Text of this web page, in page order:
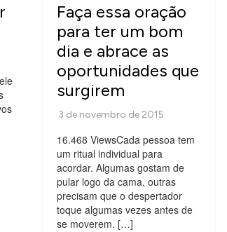
Faça essa oração
para ter um bom
dia e abrace as
oportunidades que
surgirem
16.468 ViewsCada pessoa tem
um ritual individual para
acordar. Algumas gostam de
pular logo da cama, outras
precisam que o despertador
toque algumas vezes antes de
se moverem. […]